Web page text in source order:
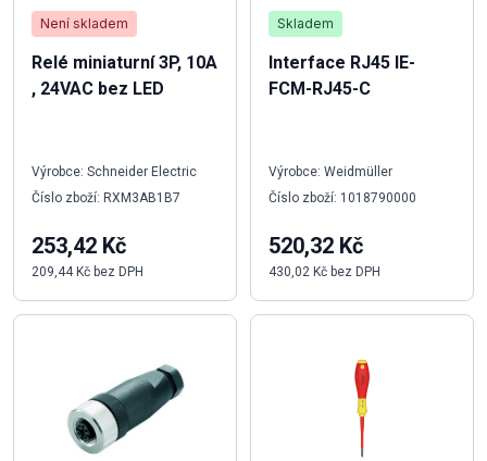
Není skladem
Relé miniaturní 3P, 10A
, 24VAC bez LED
Výrobce: Schneider Electric
Číslo zboží: RXM3AB1B7
253,42 Kč
209,44 Kč bez DPH
Skladem
Interface RJ45 IE-
FCM-RJ45-C
Výrobce: Weidmüller
Číslo zboží: 1018790000
520,32 Kč
430,02 Kč bez DPH